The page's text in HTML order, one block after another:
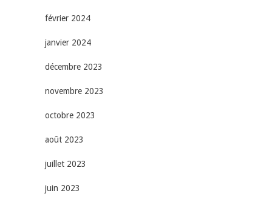
février 2024
janvier 2024
décembre 2023
novembre 2023
octobre 2023
août 2023
juillet 2023
juin 2023